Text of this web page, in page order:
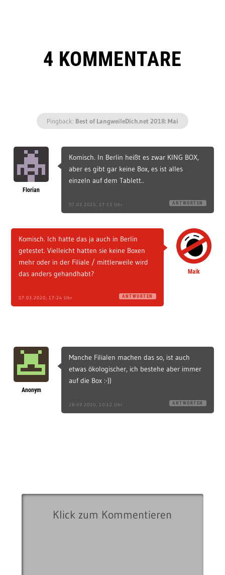
4 KOMMENTARE
Pingback: Best of LangweileDich.net 2018: Mai
Florian
Komisch. In Berlin heißt es zwar KING BOX,
aber es gibt gar keine Box, es ist alles
einzeln auf dem Tablett..
07.03.2020, 17:13 Uhr ANTWORTEN
Maik
Komisch. Ich hatte das ja auch in Berlin
getestet. Vielleicht hatten sie keine Boxen
mehr oder in der Filiale / mittlerweile wird
das anders gehandhabt?
07.03.2020, 17:24 Uhr ANTWORTEN
Anonym
Manche Filialen machen das so, ist auch
etwas ökologischer, ich bestehe aber immer
auf die Box :-))
28.09.2020, 10:12 Uhr ANTWORTEN